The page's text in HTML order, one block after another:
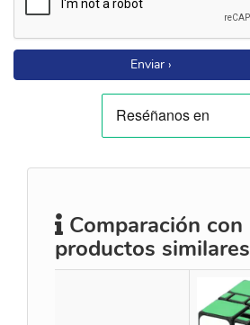
Enviar ›
Comparación con
productos similares